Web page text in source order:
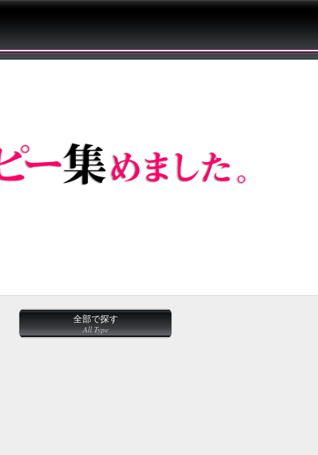
全部で探す
All Type